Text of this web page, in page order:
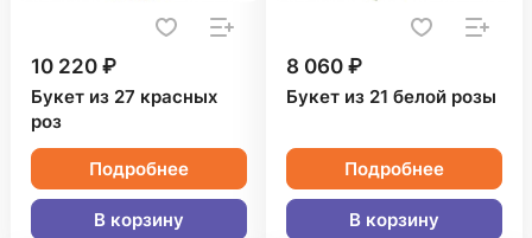
10 220 ₽
Букет из 27 красных
роз
Подробнее
В корзину
8 060 ₽
Букет из 21 белой розы
Подробнее
В корзину